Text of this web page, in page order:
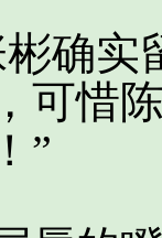
实
可惜
”